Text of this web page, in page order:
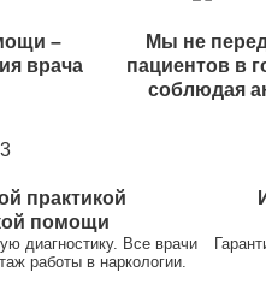
–
врача
Мы не
пациентов в
соблюдая
практикой
помощи
диагностику. Все врачи
работы в наркологии.